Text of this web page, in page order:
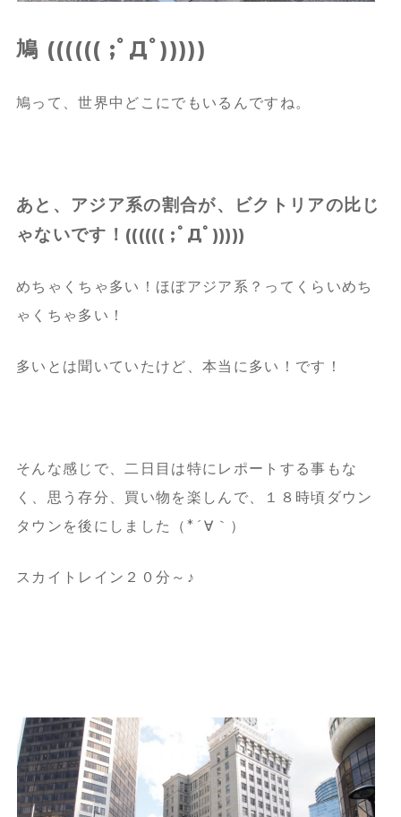
鳩 (((((( ;ﾟДﾟ)))))
鳩って、世界中どこにでもいるんですね。
あと、アジア系の割合が、ビクトリアの比じ
ゃないです！(((((( ;ﾟДﾟ)))))
めちゃくちゃ多い！ほぼアジア系？ってくらいめち
ゃくちゃ多い！
多いとは聞いていたけど、本当に多い！です！
そんな感じで、二日目は特にレポートする事もな
く、思う存分、買い物を楽しんで、１８時頃ダウン
タウンを後にしました（*´∀｀）
スカイトレイン２０分～♪